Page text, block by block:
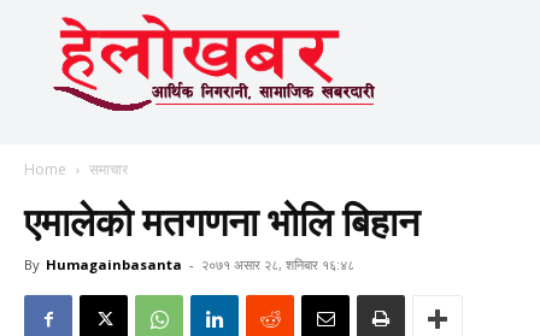
Home समाचार
एमालेको मतगणना भोलि बिहान
By Humagainbasanta - २०७१ असार २८, शनिबार १६:४८